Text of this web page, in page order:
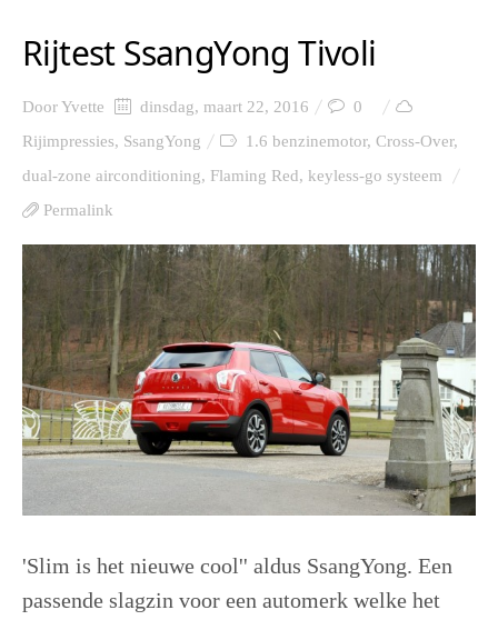
Rijtest SsangYong Tivoli
DoorYvette dinsdag, maart 22, 2016
0
Rijimpressies, SsangYong 1.6 benzinemotor, Cross-Over,
dual-zone airconditioning, Flaming Red, keyless-go systeem
Permalink
'Slim is het nieuwe cool'' aldus SsangYong. Een
passende slagzin voor een automerk welke het